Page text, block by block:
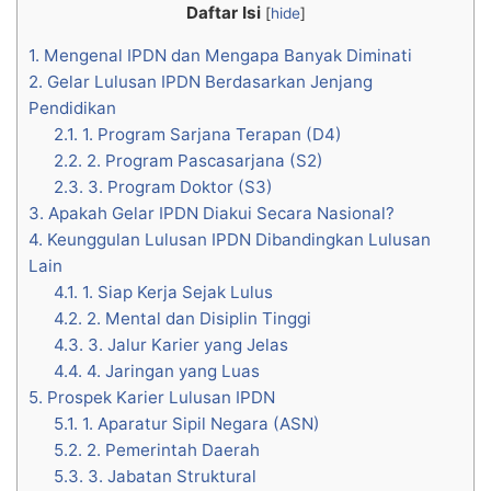
Daftar Isi [hide]
1. Mengenal IPDN dan Mengapa Banyak Diminati
2. Gelar Lulusan IPDN Berdasarkan Jenjang
Pendidikan
2.1. 1. Program Sarjana Terapan (D4)
2.2. 2. Program Pascasarjana (S2)
2.3. 3. Program Doktor (S3)
3. Apakah Gelar IPDN Diakui Secara Nasional?
4. Keunggulan Lulusan IPDN Dibandingkan Lulusan
Lain
4.1. 1. Siap Kerja Sejak Lulus
4.2. 2. Mental dan Disiplin Tinggi
4.3. 3. Jalur Karier yang Jelas
4.4. 4. Jaringan yang Luas
5. Prospek Karier Lulusan IPDN
5.1. 1. Aparatur Sipil Negara (ASN)
5.2. 2. Pemerintah Daerah
5.3. 3. Jabatan Struktural